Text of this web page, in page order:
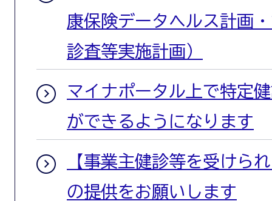
康保険データヘルス計画
診査等実施計画）
マイナポータル上で特定
ができるようになります
【事業主健診等を受けら
の提供をお願いします